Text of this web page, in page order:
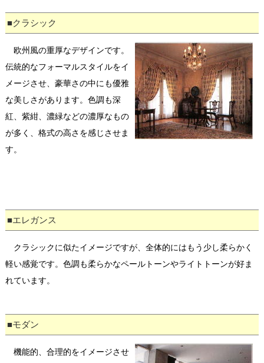
■クラシック
欧州風の重厚なデザインです。
伝統的なフォーマルスタイルをイ
メージさせ、豪華さの中にも優雅
な美しさがあります。色調も深
紅、紫紺、濃緑などの濃厚なもの
が多く、格式の高さを感じさせま
す。
■エレガンス
クラシックに似たイメージですが、全体的にはもう少し柔らかく
軽い感覚です。色調も柔らかなペールトーンやライトトーンが好ま
れています。
■モダン
機能的、合理的をイメージさせ